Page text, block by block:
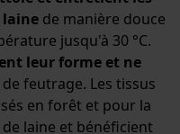
laine de manière douce
jusqu'à 30 °C.
leur forme et ne
feutrage. Les tissus
en forêt et pour la
laine et bénéficient
préférences
données